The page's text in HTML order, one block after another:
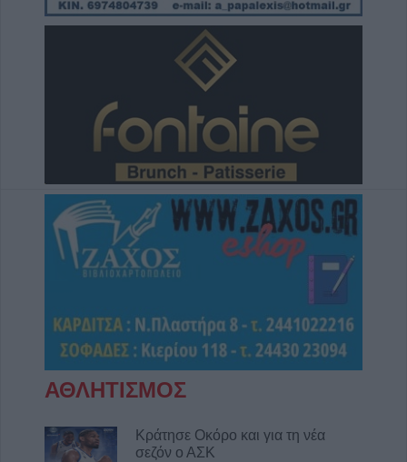
ΑΘΛΗΤΙΣΜΟΣ
Κράτησε Οκόρο και για τη νέα
σεζόν ο ΑΣΚ